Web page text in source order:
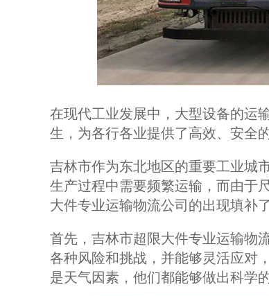
在现代工业发展中，大型设备的运
生，为各行各业提供了高效、安全
吉林市作为东北地区的重要工业城
生产过程中需要频繁运输，而由于
大件专业运输物流公司的出现填补
首先，吉林市超限大件专业运输物
各种风险和挑战，并能够灵活应对
是天气因素，他们都能够做出科学